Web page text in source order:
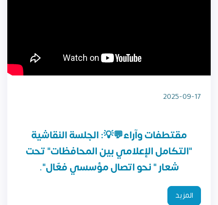
2025-09-17
مقتطفات وآراء💬💡: الجلسة النقاشية
"التكامل الإعلامي بين المحافظات" تحت
شعار " نحو اتصال مؤسسي فعّال".
المزيد